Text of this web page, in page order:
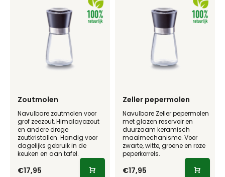
Zoutmolen
Navulbare zoutmolen voor
grof zeezout, Himalayazout
en andere droge
zoutkristallen. Handig voor
dagelijks gebruik in de
keuken en aan tafel.
€17,95
Zeller pepermolen
Navulbare Zeller pepermolen
met glazen reservoir en
duurzaam keramisch
maalmechanisme. Voor
zwarte, witte, groene en roze
peperkorrels.
€17,95